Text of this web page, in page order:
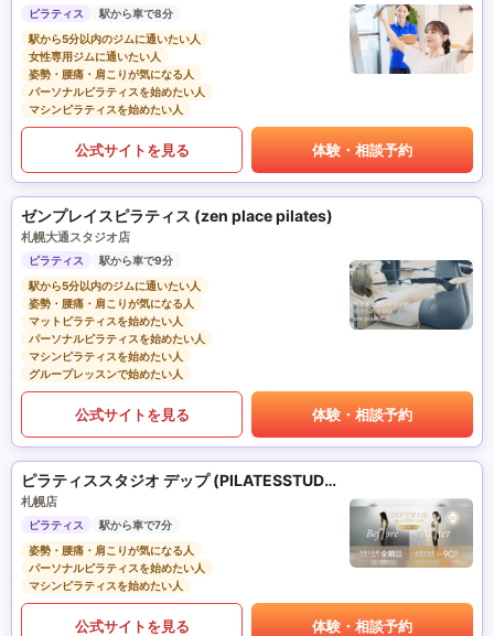
ピラティス
駅から車で8分
駅から5分以内のジムに通いたい人
女性専用ジムに通いたい人
姿勢・腰痛・肩こりが気になる人
パーソナルピラティスを始めたい人
マシンピラティスを始めたい人
公式サイトを見る 体験・相談予約
ゼンプレイスピラティス (zen place pilates)
札幌大通スタジオ店
ピラティス
駅から車で9分
駅から5分以内のジムに通いたい人
姿勢・腰痛・肩こりが気になる人
マットピラティスを始めたい人
パーソナルピラティスを始めたい人
マシンピラティスを始めたい人
グループレッスンで始めたい人
公式サイトを見る 体験・相談予約
ピラティススタジオ デップ (PILATESSTUDIO DEP)
札幌店
ピラティス
駅から車で7分
姿勢・腰痛・肩こりが気になる人
パーソナルピラティスを始めたい人
マシンピラティスを始めたい人
公式サイトを見る 体験・相談予約